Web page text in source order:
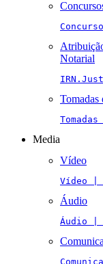
Notarial
Tomadas
Media
Vídeo
Vídeo |
Áudio
Áudio |